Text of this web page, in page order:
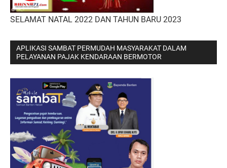
SELAMAT NATAL 2022 DAN TAHUN BARU 2023
APLIKASI SAMBAT PERMUDAH MASYARAKAT DALAM
PELAYANAN PAJAK KENDARAAN BERMOTOR